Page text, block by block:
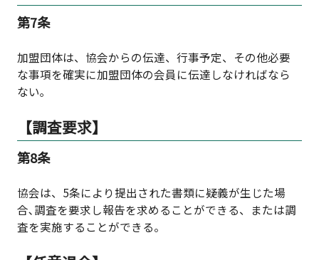
第7条
加盟団体は、協会からの伝達、行事予定、その他必要
な事項を確実に加盟団体の会員に伝達しなければなら
ない｡
【調査要求】
第8条
協会は、5条により提出された書類に疑義が生じた場
合､調査を要求し報告を求めることができる、または調
査を実施することができる。